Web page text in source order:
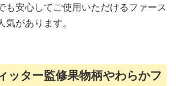
も安心してご使用いただけるファース
気があります。
ッター監修果物柄やわらかフ